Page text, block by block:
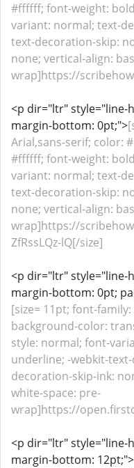
#ffffff; font-weight:
variant: normal; text-
text-decoration-skip:
none; vertical-align:
wrap]https://
<p dir="ltr" style="line-
margin-bottom: 0pt;">
Arial,sans-serif; color:
#ffffff; font-weight:
variant: normal; text-
text-decoration-skip:
none; vertical-align:
wrap]https://
ZfRssLQz-lQ[/size]
<p dir="ltr" style="line-
margin-bottom: 0pt;
[size= 11pt; font-
background-color:
style: normal; font-
underline; -webkit-
decoration-skip-ink:
white-space: pre-
wrap]https://
<p dir="ltr" style="line-
margin-bottom: